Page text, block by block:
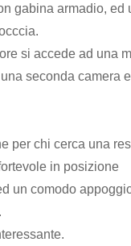
gabina armadio, ed
si accede ad una
seconda camera
per chi cerca una
in posizione
un comodo